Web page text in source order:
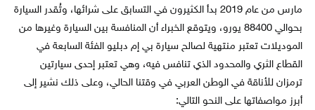
مارس من عام 2019 بدأ الكثيرون في التسابق على شرائها، وتُقدر السيارة
بحوالي 88400 يورو، ويتوقع الخبراء أن المنافسة بين السيارة وغيرها من
الموديلات تعتبر منتهية لصالح سيارة بي إم دبليو الفئة السابعة في
القطاع الثري والمحدود الذي تنافس فيه، وهي تعتبر إحدى سيارتين
ترمزان للأناقة في الوطن العربي في وقتنا الحالي، وعلى ذلك نشير إلى
أبرز مواصفاتها على النحو التالي: